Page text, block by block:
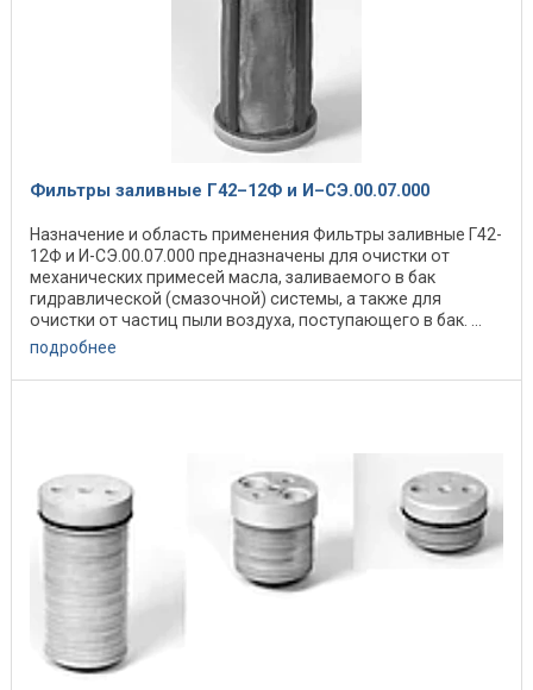
Фильтры заливные Г42–12Ф и И–СЭ.00.07.000
Назначение и область применения Фильтры заливные Г42-
12Ф и И-СЭ.00.07.000 предназначены для очистки от
механических примесей масла, заливаемого в бак
гидравлической (смазочной) системы, а также для
очистки от частиц пыли воздуха, поступающего в бак. ...
подробнее